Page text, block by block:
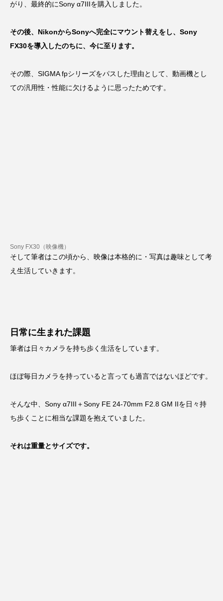
がり、最終的にSony α7IIIを購入しました。
その後、NikonからSonyへ完全にマウント替えをし、Sony
FX30を導入したのちに、今に至ります。
その際、SIGMA fpシリーズをパスした理由として、動画機とし
ての汎用性・性能に欠けるように思ったためです。
Sony FX30（映像機）
そして筆者はこの頃から、映像は本格的に・写真は趣味として考
え生活していきます。
日常に生まれた課題
筆者は日々カメラを持ち歩く生活をしています。
ほぼ毎日カメラを持っていると言っても過言ではないほどです。
そんな中、Sony α7III＋Sony FE 24-70mm F2.8 GM IIを日々持
ち歩くことに相当な課題を抱えていました。
それは重量とサイズです。